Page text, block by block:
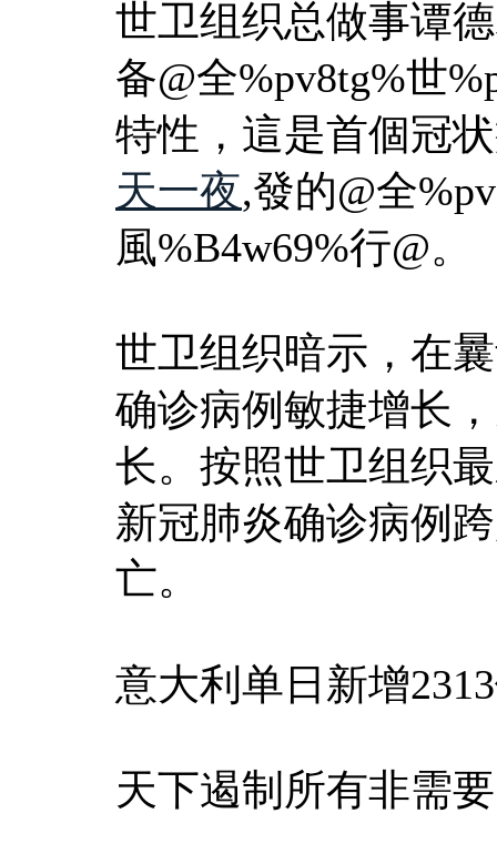
世卫组织总做事谭
备@全%pv8tg%世
特性，這是首個冠
天一夜,發的@全
風%B4w69%行@。
世卫组织暗示，在
确诊病例敏捷增长
长。按照世卫组织
新冠肺炎确诊病例
亡。
意大利单日新增
天下遏制所有非需